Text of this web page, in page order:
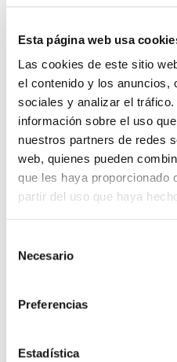
Esta página web usa
Las cookies de este sitio
el contenido y los anuncios,
sociales y analizar el
información sobre el uso
nuestros partners de redes
web, quienes pueden
que les haya proporcionado
partir del uso que haya
de cookies
Necesario
Preferencias
Estadística
con la metodología de gestión
inteligentes para la toma de
Te interesa:La
primera causa de
“Hasta ahora, a menos que el
proactiva con su equipo de
Ahora podremos valorar
biométricos y otras pruebas
evolución del paciente”, ha
directora del Programa de
(postIAM) y co-coordinadora de